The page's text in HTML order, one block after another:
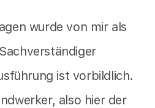
wurde von mir als
ist vorbildlich.
also hier der